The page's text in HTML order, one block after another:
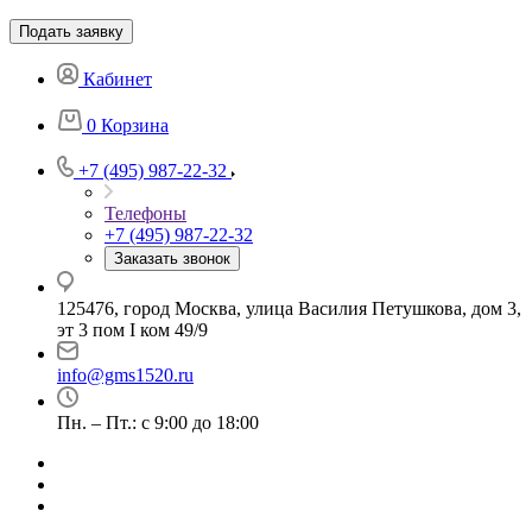
Подать заявку
Кабинет
0 Корзина
+7 (495) 987-22-32
Телефоны
+7 (495) 987-22-32
Заказать звонок
125476, город Москва, улица Василия Петушкова, дом 3,
эт 3 пом I ком 49/9
info@gms1520.ru
Пн. – Пт.: с 9:00 до 18:00